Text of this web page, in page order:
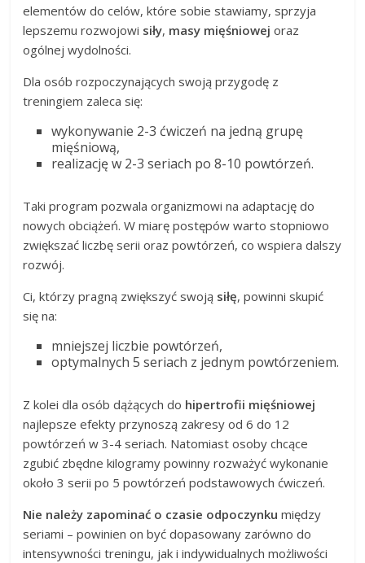
elementów do celów, które sobie stawiamy, sprzyja
lepszemu rozwojowi siły, masy mięśniowej oraz
ogólnej wydolności.
Dla osób rozpoczynających swoją przygodę z
treningiem zaleca się:
wykonywanie 2-3 ćwiczeń na jedną grupę
mięśniową,
realizację w 2-3 seriach po 8-10 powtórzeń.
Taki program pozwala organizmowi na adaptację do
nowych obciążeń. W miarę postępów warto stopniowo
zwiększać liczbę serii oraz powtórzeń, co wspiera dalszy
rozwój.
Ci, którzy pragną zwiększyć swoją siłę, powinni skupić
się na:
mniejszej liczbie powtórzeń,
optymalnych 5 seriach z jednym powtórzeniem.
Z kolei dla osób dążących do hipertrofii mięśniowej
najlepsze efekty przynoszą zakresy od 6 do 12
powtórzeń w 3-4 seriach. Natomiast osoby chcące
zgubić zbędne kilogramy powinny rozważyć wykonanie
około 3 serii po 5 powtórzeń podstawowych ćwiczeń.
Nie należy zapominać o czasie odpoczynku między
seriami – powinien on być dopasowany zarówno do
intensywności treningu, jak i indywidualnych możliwości